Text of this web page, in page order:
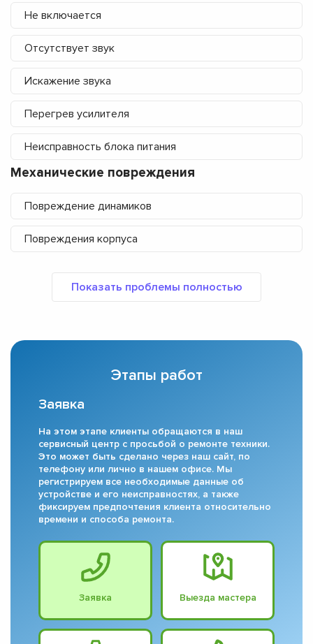
Не включается
Отсутствует звук
Искажение звука
Перегрев усилителя
Неисправность блока питания
Механические повреждения
Повреждение динамиков
Повреждения корпуса
Этапы работ
Заявка
На этом этапе клиенты обращаются в наш
сервисный центр с просьбой о ремонте техники.
Это может быть сделано через наш сайт, по
телефону или лично в нашем офисе. Мы
регистрируем все необходимые данные об
устройстве и его неисправностях, а также
фиксируем предпочтения клиента относительно
времени и способа ремонта.
Заявка Выезда мастера